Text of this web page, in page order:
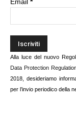
Email *
Alla luce del nuovo
Data Protection
2018, desideriamo
per l’invio periodico della